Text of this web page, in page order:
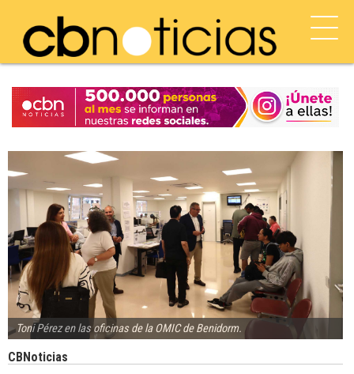
Toni Pérez en las oficinas de la OMIC de Benidorm.
CBNoticias